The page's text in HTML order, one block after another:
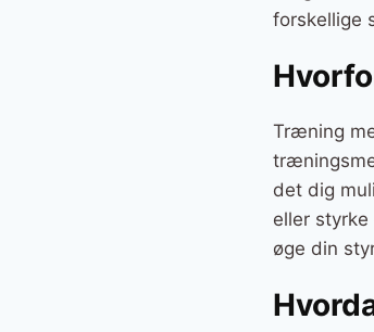
forskellige
Træning
det dig
eller
øge din